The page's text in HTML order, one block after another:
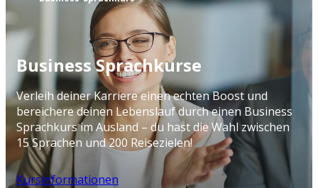
Business Sprachkurse
Verleih deiner Karriere einen echten Boost und
bereichere deinen Lebenslauf durch einen Business
Sprachkurs im Ausland – du hast die Wahl zwischen
15 Sprachen und 200 Reisezielen!
Kursinformationen